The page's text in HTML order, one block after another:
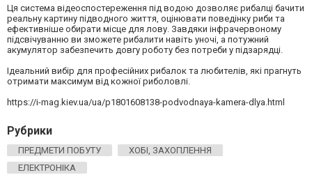
Ця система відеоспостереження під водою дозволяє рибалці бачити
реальну картину підводного життя, оцінювати поведінку риби та
ефективніше обирати місце для лову. Завдяки інфрачервоному
підсвічуванню ви зможете рибалити навіть уночі, а потужний
акумулятор забезпечить довгу роботу без потреби у підзарядці.
Ідеальний вибір для професійних рибалок та любителів, які прагнуть
отримати максимум від кожної риболовлі.
https://i-mag.kiev.ua/ua/p1801608138-podvodnaya-kamera-dlya.html
Рубрики
ПРЕДМЕТИ ПОБУТУ
ХОБІ, ЗАХОПЛЕННЯ
ЕЛЕКТРОНІКА